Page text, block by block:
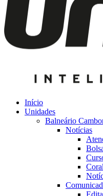
Início
Unidades
Balneário
Notícias